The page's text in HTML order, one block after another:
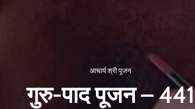
आचार्य श्री पूजन
गुरु-पाद पूजन – 441